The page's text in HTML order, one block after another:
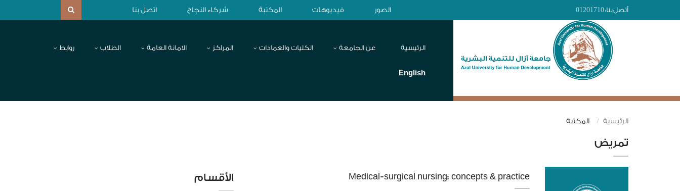
أتصل بنا:01201710 الصور فيديوهات المكتبة شركاء النجاح اتصل بنا
الرئيسية عن الجامعة الكليات والعمادات المراكز الامانة العامة الطلاب روابط
English
الرئيسية المكتبة
تمريض
Medical-surgical nursing: concepts & practice الأقسام